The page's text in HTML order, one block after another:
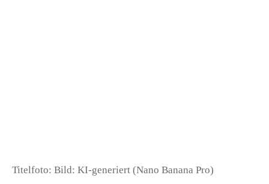
Titelfoto: Bild: KI-generiert (Nano Banana Pro)